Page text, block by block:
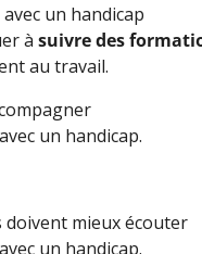
un handicap
à suivre des
au travail.
un handicap.
doivent mieux écouter
un handicap.